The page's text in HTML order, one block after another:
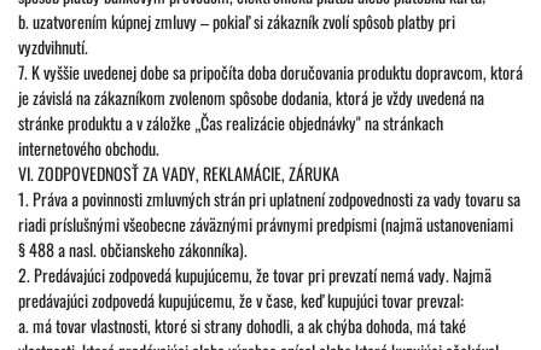
b. uzatvorením kúpnej zmluvy – pokiaľ si zákazník zvolí spôsob platby pri
vyzdvihnutí.
7. K vyššie uvedenej dobe sa pripočíta doba doručovania produktu dopravcom, ktorá
je závislá na zákazníkom zvolenom spôsobe dodania, ktorá je vždy uvedená na
stránke produktu a v záložke „Čas realizácie objednávky" na stránkach
internetového obchodu.
VI. ZODPOVEDNOSŤ ZA VADY, REKLAMÁCIE, ZÁRUKA
1. Práva a povinnosti zmluvných strán pri uplatnení zodpovednosti za vady tovaru sa
riadi príslušnými všeobecne záväznými právnymi predpismi (najmä ustanoveniami
§ 488 a nasl. občianskeho zákonníka).
2. Predávajúci zodpovedá kupujúcemu, že tovar pri prevzatí nemá vady. Najmä
predávajúci zodpovedá kupujúcemu, že v čase, keď kupujúci tovar prevzal:
a. má tovar vlastnosti, ktoré si strany dohodli, a ak chýba dohoda, má také